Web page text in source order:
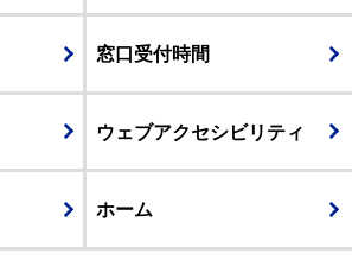
窓口受付時間
ウェブアクセシビリティ
ホーム